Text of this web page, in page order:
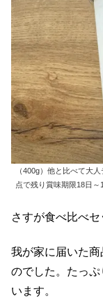
（400g）他と比べて大
点で残り賞味期限18日～
さすが食べ比べセ
我が家に届いた
のでした。たっ
います。